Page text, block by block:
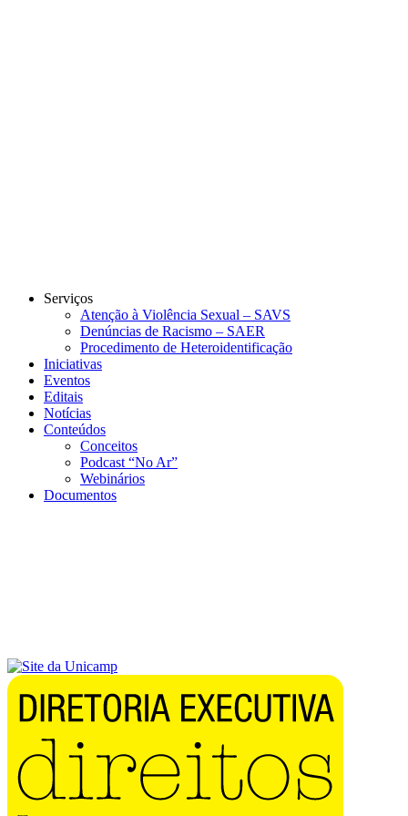
Serviços
Atenção à Violência Sexual – SAVS
Denúncias de Racismo – SAER
Procedimento de Heteroidentificação
Iniciativas
Eventos
Editais
Notícias
Conteúdos
Conceitos
Podcast “No Ar”
Webinários
Documentos